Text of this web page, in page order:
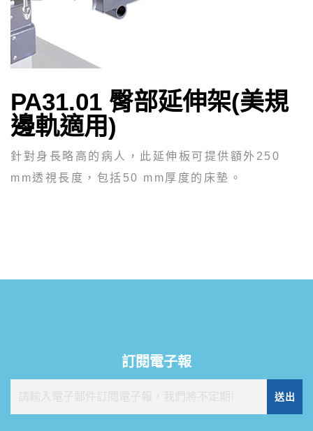
PA31.01 臀部延伸架(美規
邊軌適用)
針對身長略高的病人，此延伸板可提供額外250
mm透視長度，包括50 mm厚度的床墊。
訂閱電子報
送出